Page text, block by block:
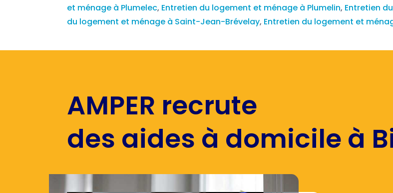
et ménage à Plumelec, Entretien du logement et ménage à Plumelin, Entretien
du logement et ménage à Saint-Jean-Brévelay, Entretien du logement et
AMPER recrute
des aides à domicile à